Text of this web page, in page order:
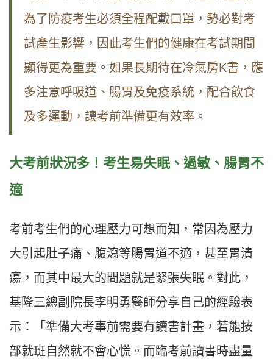
為了防疫考生必須全程配戴口罩，勢必對考
試產生影響，因此考生們的健康在考試期間
顯得更為重要。如果長期待在冷氣房K書，應
多注意呼吸道、腸胃及免疫系統，配合飲食
及多運動，讓考前準備更有效率。
大考前狀況多！考生易失眠、過敏、腸胃不
適
考前考生們的心理壓力可想而知，常因為壓力
大引起肚子痛、腹瀉等腸胃道不適，甚至胃潰
瘍，而其中最大的問題就是緊張失眠。對此，
基隆三總副院長李明勇醫師分享自己的經驗表
示：「準備大考事前需要有讀書計畫，若能按
部就班自然就不會心慌。而臨考前讀書時盡量